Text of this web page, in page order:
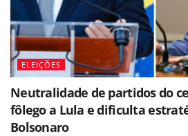
ELEIÇÕES
Neutralidade de partidos do
fôlego a Lula e dificulta
Bolsonaro